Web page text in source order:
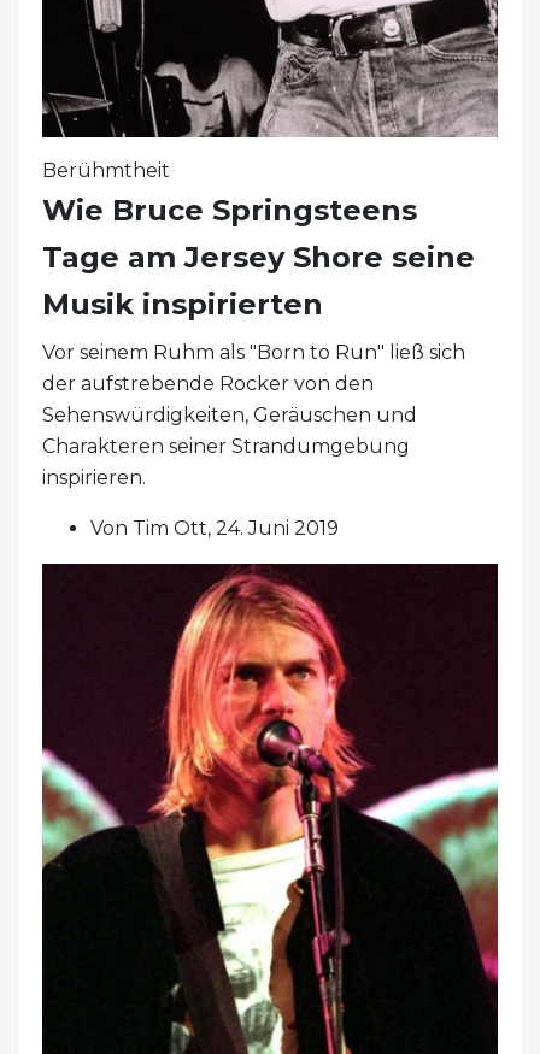
Berühmtheit
Wie Bruce Springsteens
Tage am Jersey Shore seine
Musik inspirierten
Vor seinem Ruhm als "Born to Run" ließ sich
der aufstrebende Rocker von den
Sehenswürdigkeiten, Geräuschen und
Charakteren seiner Strandumgebung
inspirieren.
Von Tim Ott, 24. Juni 2019